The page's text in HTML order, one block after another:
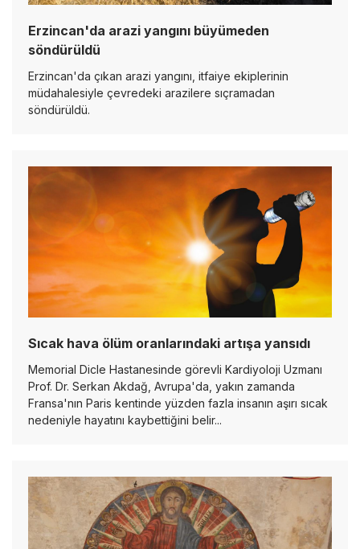
Erzincan'da arazi yangını büyümeden
söndürüldü
Erzincan'da çıkan arazi yangını, itfaiye ekiplerinin
müdahalesiyle çevredeki arazilere sıçramadan
söndürüldü.
Sıcak hava ölüm oranlarındaki artışa yansıdı
Memorial Dicle Hastanesinde görevli Kardiyoloji Uzmanı
Prof. Dr. Serkan Akdağ, Avrupa'da, yakın zamanda
Fransa'nın Paris kentinde yüzden fazla insanın aşırı sıcak
nedeniyle hayatını kaybettiğini belir...